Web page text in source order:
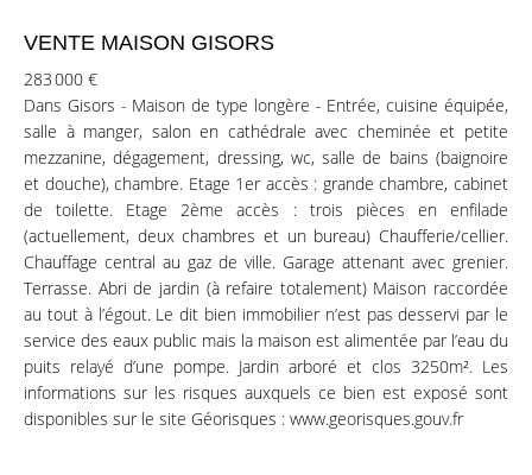
VENTE MAISON GISORS
283 000 €
Dans Gisors - Maison de type longère - Entrée, cuisine équipée,
salle à manger, salon en cathédrale avec cheminée et petite
mezzanine, dégagement, dressing, wc, salle de bains (baignoire
et douche), chambre. Etage 1er accès : grande chambre, cabinet
de toilette. Etage 2ème accès : trois pièces en enfilade
(actuellement, deux chambres et un bureau) Chaufferie/cellier.
Chauffage central au gaz de ville. Garage attenant avec grenier.
Terrasse. Abri de jardin (à refaire totalement) Maison raccordée
au tout à l’égout. Le dit bien immobilier n’est pas desservi par le
service des eaux public mais la maison est alimentée par l’eau du
puits relayé d’une pompe. Jardin arboré et clos 3250m². Les
informations sur les risques auxquels ce bien est exposé sont
disponibles sur le site Géorisques : www.georisques.gouv.fr